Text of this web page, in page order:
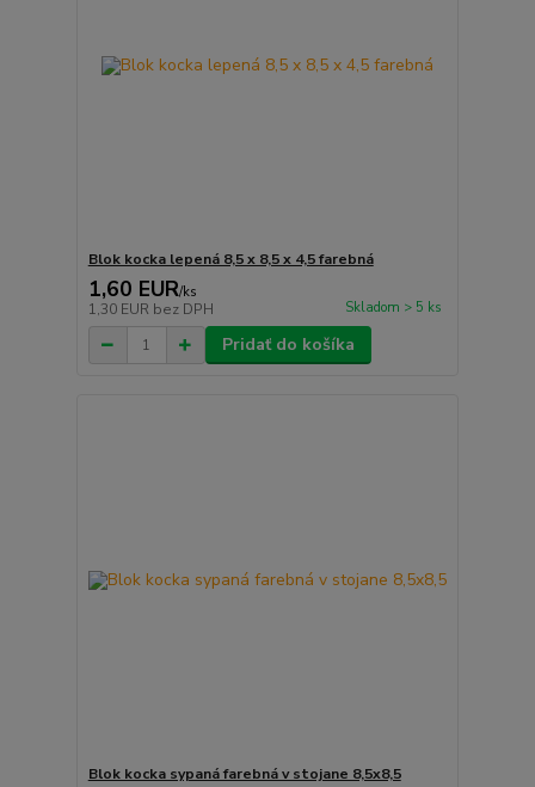
Blok kocka lepená 8,5 x 8,5 x 4,5 farebná
1,60 EUR/ks
1,30 EUR bez DPH Skladom > 5 ks
Pridať do košíka
Blok kocka sypaná farebná v stojane 8,5x8,5